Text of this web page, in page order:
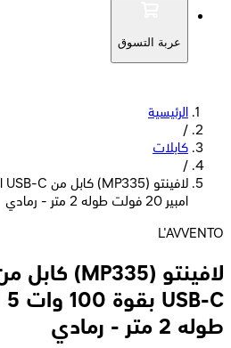
عربة التسوق
الرئيسية
/
كابلات
/
امبير 20 فولت طوله 2 متر - رمادي
L'AVVENTO
طوله 2 متر - رمادي